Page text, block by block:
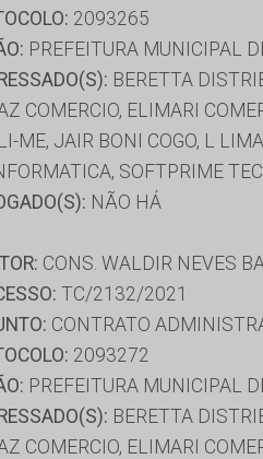
2093265
PREFEITURA MUNICIPAL
BERETTA
COMERCIO, ELIMARI
ME, JAIR BONI COGO, L
SOFTPRIME
NÃO HÁ
CONS. WALDIR NEVES
TC/2132/2021
CONTRATO
2093272
PREFEITURA MUNICIPAL
BERETTA
COMERCIO, ELIMARI